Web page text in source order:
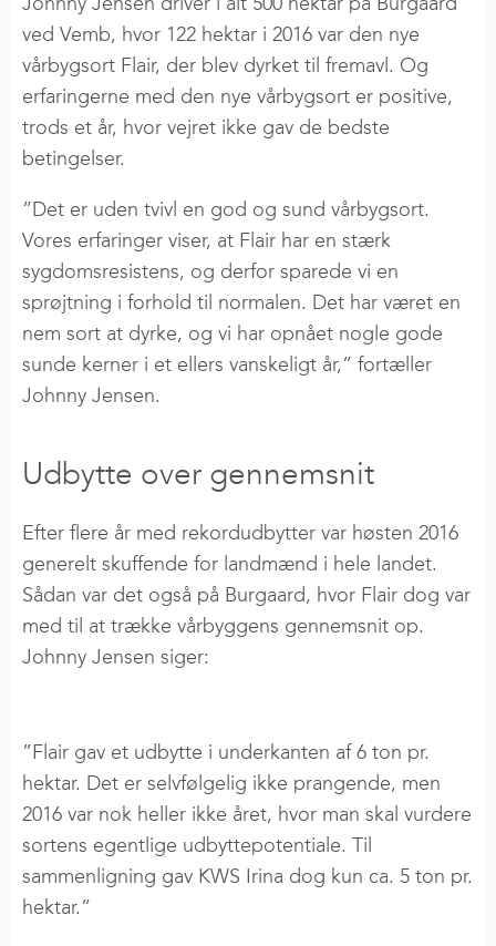
ved Vemb, hvor 122 hektar i 2016 var den nye
vårbygsort Flair, der blev dyrket til fremavl. Og
erfaringerne med den nye vårbygsort er positive,
trods et år, hvor vejret ikke gav de bedste
betingelser.
”Det er uden tvivl en god og sund vårbygsort.
Vores erfaringer viser, at Flair har en stærk
sygdomsresistens, og derfor sparede vi en
sprøjtning i forhold til normalen. Det har været en
nem sort at dyrke, og vi har opnået nogle gode
sunde kerner i et ellers vanskeligt år,” fortæller
Johnny Jensen.
Udbytte over gennemsnit
Efter flere år med rekordudbytter var høsten 2016
generelt skuffende for landmænd i hele landet.
Sådan var det også på Burgaard, hvor Flair dog var
med til at trække vårbyggens gennemsnit op.
Johnny Jensen siger:
”Flair gav et udbytte i underkanten af 6 ton pr.
hektar. Det er selvfølgelig ikke prangende, men
2016 var nok heller ikke året, hvor man skal vurdere
sortens egentlige udbyttepotentiale. Til
sammenligning gav KWS Irina dog kun ca. 5 ton pr.
hektar.”